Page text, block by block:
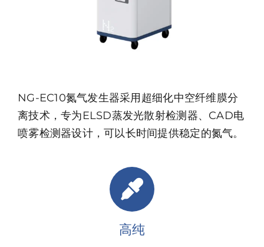
NG-EC10氮气发生器采用超细化中空纤维膜分
离技术，专为ELSD蒸发光散射检测器、CAD电
喷雾检测器设计，可以长时间提供稳定的氮气。
高纯